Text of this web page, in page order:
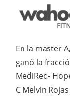
En la master
ganó la
MediRed-
C Melvin